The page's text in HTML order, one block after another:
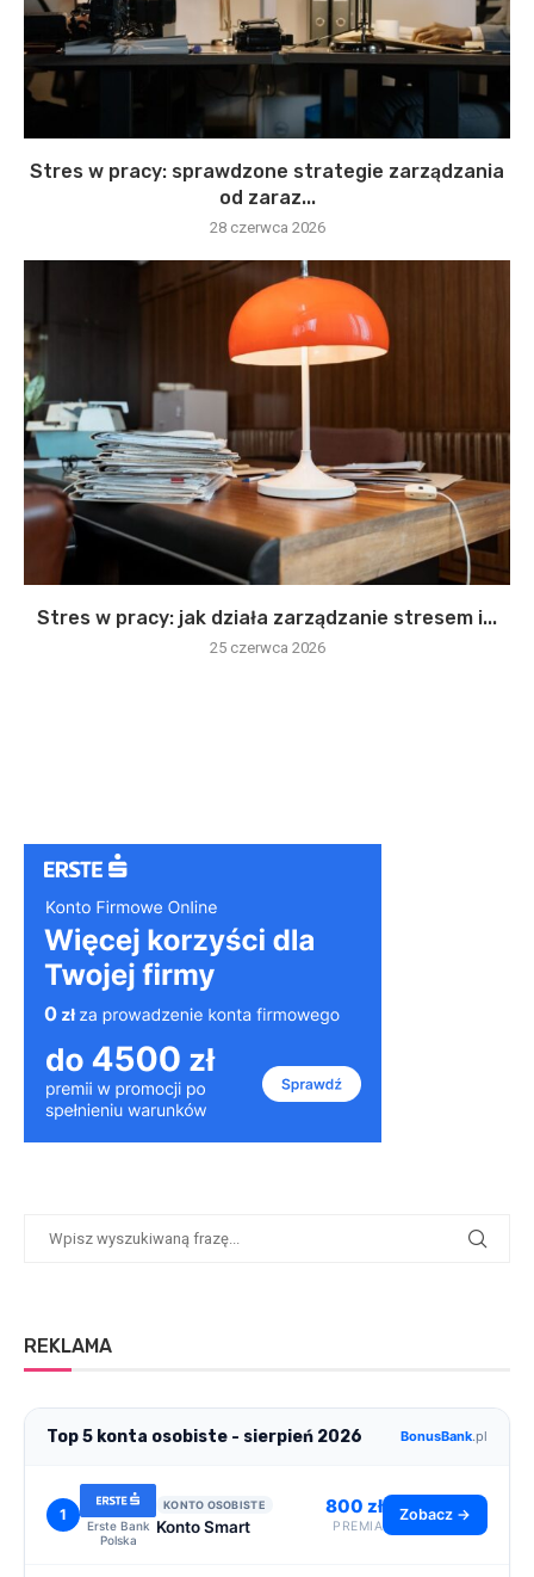
Stres w pracy: sprawdzone strategie zarządzania
od zaraz...
28 czerwca 2026
Stres w pracy: jak działa zarządzanie stresem i...
25 czerwca 2026
REKLAMA
Top 5 konta osobiste - sierpień 2026 BonusBank.pl
1
Erste Bank
Polska
KONTO OSOBISTE
Konto Smart
800 zł
PREMIA
Zobacz →